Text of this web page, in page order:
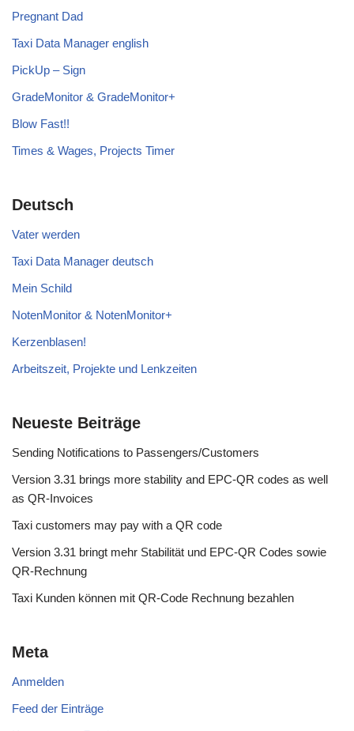
Pregnant Dad
Taxi Data Manager english
PickUp – Sign
GradeMonitor & GradeMonitor+
Blow Fast!!
Times & Wages, Projects Timer
Deutsch
Vater werden
Taxi Data Manager deutsch
Mein Schild
NotenMonitor & NotenMonitor+
Kerzenblasen!
Arbeitszeit, Projekte und Lenkzeiten
Neueste Beiträge
Sending Notifications to Passengers/Customers
Version 3.31 brings more stability and EPC-QR codes as well
as QR-Invoices
Taxi customers may pay with a QR code
Version 3.31 bringt mehr Stabilität und EPC-QR Codes sowie
QR-Rechnung
Taxi Kunden können mit QR-Code Rechnung bezahlen
Meta
Anmelden
Feed der Einträge